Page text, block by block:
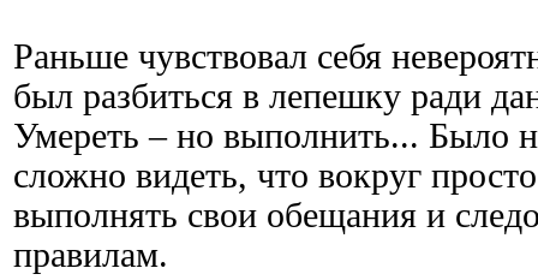
Раньше чувствовал себя
был разбиться в лепешку ради
Умереть – но выполнить... Было
сложно видеть, что вокруг
выполнять свои обещания и
правилам.